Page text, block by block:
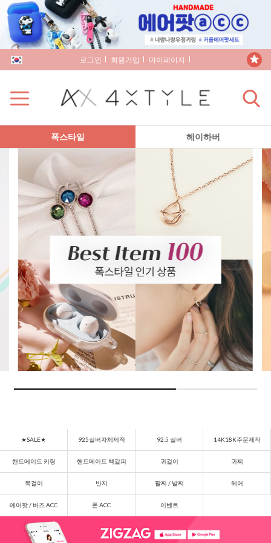
로그인 회원가입 마이페이지
폭스타일 헤이하버
★SALE★ 925실버자체제작 92.5 실버 14K18K주문제작
핸드메이드 키링 핸드메이드 책갈피 귀걸이 귀찌
목걸이 반지 팔찌 / 발찌 헤어
에어팟 / 버즈 ACC 폰 ACC 이벤트